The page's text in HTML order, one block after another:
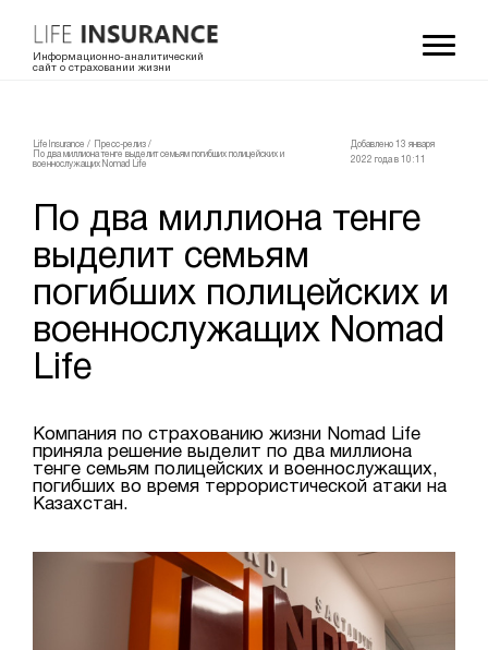
Информационно-аналитический
сайт о страховании жизни
LifeInsurance / Пресс-релиз /
По два миллиона тенге выделит семьям погибших полицейских и
военнослужащих Nomad Life
Добавлено 13 января
2022 года в 10:11
По два миллиона тенге
выделит семьям
погибших полицейских и
военнослужащих Nomad
Life
Компания по страхованию жизни Nomad Life
приняла решение выделит по два миллиона
тенге семьям полицейских и военнослужащих,
погибших во время террористической атаки на
Казахстан.